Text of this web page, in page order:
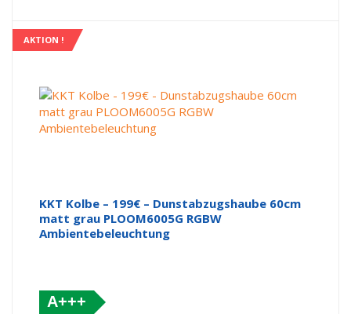
AKTION !
KKT Kolbe – 199€ – Dunstabzugshaube 60cm
matt grau PLOOM6005G RGBW
Ambientebeleuchtung
A+++